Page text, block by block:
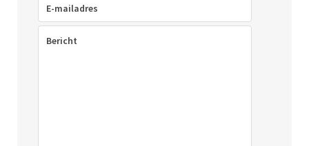
mailadres(Vereist)